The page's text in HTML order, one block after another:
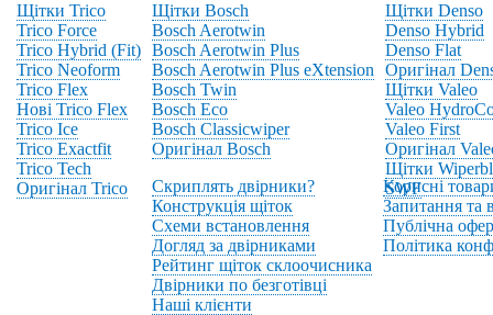
Щітки Trico
Trico Force
Trico Hybrid (Fit)
Trico Neoform
Trico Flex
Нові Trico Flex
Trico Ice
Trico Exactfit
Trico Tech
Оригінал Trico
Щітки Bosch
Bosch Aerotwin
Bosch Aerotwin Plus
Bosch Aerotwin Plus eXtension
Bosch Twin
Bosch Eco
Bosch Classicwiper
Оригінал Bosch
Щітки Denso
Denso Hybrid
Denso Flat
Оригінал
Щітки Valeo
Valeo
Valeo First
Оригінал
Щітки
SWF
Скриплять двірники?
Конструкція щіток
Схеми встановлення
Догляд за двірниками
Рейтинг щіток склоочисника
Двірники по безготівці
Наші клієнти
Корисні
Запитання та
Публічна
Політика